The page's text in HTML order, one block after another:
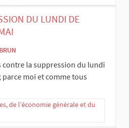
DU LUNDI DE
contre la suppression du lundi
parce moi et comme tous
de l’économie générale et du